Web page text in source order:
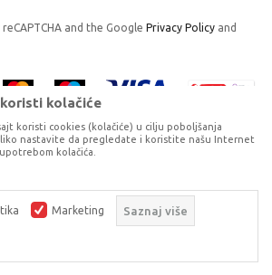
and the Google Privacy Policy and
da opišemo što je preciznije moguće, ali ne
su svi podaci i fotografije, navedeni u okrviru
kompletni i bez grešaka. Svi artikli prikazani na
ali ne podrazumijeva da su dostupni u svakom
kolačiće
koristi cookies (kolačiće) u cilju poboljšanja
nastavite da pregledate i koristite našu Internet
kolačića.
Marketing Saznaj više